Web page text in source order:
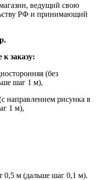
ведущий свою
РФ и принимающий
заказу:
(без
шаг 1 м),
направлением рисунка в
1 м),
0,5 м (дальше шаг 0,1 м).